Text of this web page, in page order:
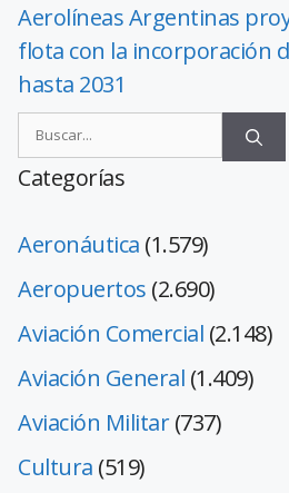
Aerolíneas Argentinas
flota con la incorporación
hasta 2031
Categorías
Aeronáutica (1.579)
Aeropuertos (2.690)
Aviación Comercial (2.148)
Aviación General (1.409)
Aviación Militar(737)
Cultura (519)